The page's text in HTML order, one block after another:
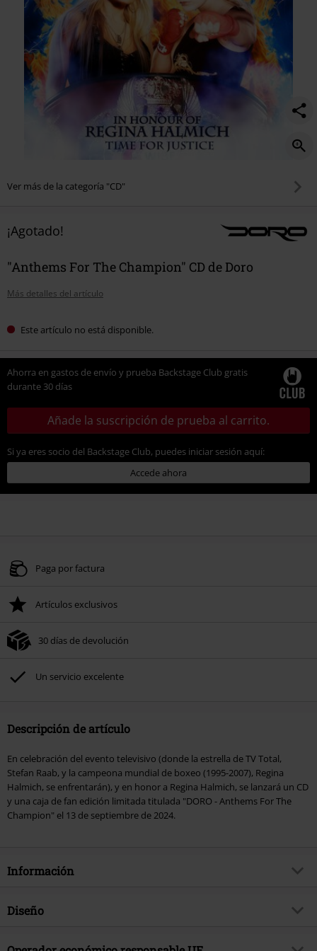
Ver más de la categoría "CD"
¡Agotado!
"Anthems For The Champion" CD de Doro
Más detalles del artículo
Este artículo no está disponible.
Ahorra en gastos de envío y prueba Backstage Club gratis
durante 30 días
Añade la suscripción de prueba al carrito.
Si ya eres socio del Backstage Club, puedes iniciar sesión aquí:
Accede ahora
Paga por factura
Artículos exclusivos
30 días de devolución
Un servicio excelente
Descripción de artículo
En celebración del evento televisivo (donde la estrella de TV Total,
Stefan Raab, y la campeona mundial de boxeo (1995-2007), Regina
Halmich, se enfrentarán), y en honor a Regina Halmich, se lanzará un CD
y una caja de fan edición limitada titulada "DORO - Anthems For The
Champion" el 13 de septiembre de 2024.
Información
Artículo no.
Diseño
Tipo de producto
CD